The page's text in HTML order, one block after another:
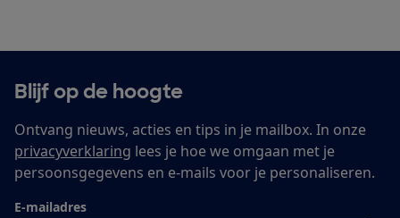
Blijf op de hoogte
Ontvang nieuws, acties en tips in je mailbox. In onze
privacyverklaring lees je hoe we omgaan met je
persoonsgegevens en e-mails voor je personaliseren.
E-mailadres